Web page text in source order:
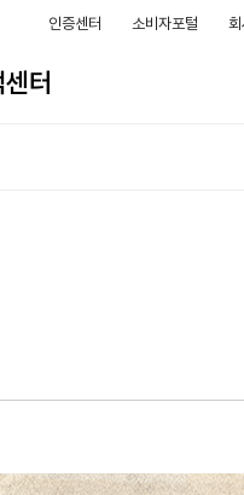
인증센터 소비자포털
터